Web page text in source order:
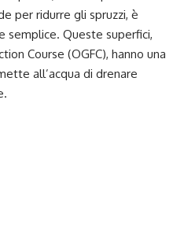
per ridurre gli spruzzi, è
semplice. Queste superfici,
Course (OGFC), hanno una
all’acqua di drenare